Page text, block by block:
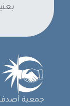
جمعية